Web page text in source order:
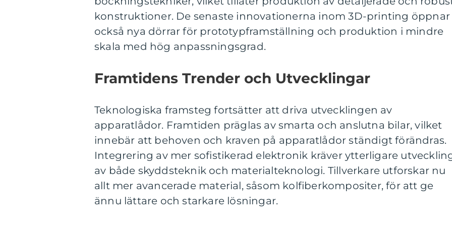
konstruktioner. De senaste innovationerna inom 3D-printing öppnar
också nya dörrar för prototypframställning och produktion i mindre
skala med hög anpassningsgrad.
Framtidens Trender och Utvecklingar
Teknologiska framsteg fortsätter att driva utvecklingen av
apparatlådor. Framtiden präglas av smarta och anslutna bilar, vilket
innebär att behoven och kraven på apparatlådor ständigt förändras.
Integrering av mer sofistikerad elektronik kräver ytterligare
av både skyddsteknik och materialteknologi. Tillverkare utforskar nu
allt mer avancerade material, såsom kolfiberkompositer, för att ge
ännu lättare och starkare lösningar.